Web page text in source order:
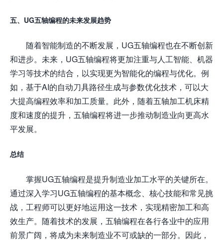
五、UG五轴编程的未来发展趋势
随着智能制造的不断发展，UG五轴编程也在不断创新
和进步。未来，UG五轴编程将更加注重与人工智能、机器
学习等技术的结合，以实现更为智能化的编程与优化。例
如，基于AI的自动刀具路径生成与参数优化技术，可以大
大提高编程效率和加工质量。此外，随着五轴加工机床精
度和速度的提升，五轴编程将进一步推动制造业向更高水
平发展。
总结
掌握UG五轴编程是提升制造业加工水平的关键所在。
通过深入学习UG五轴编程的基本概念、核心技能和常见挑
战，工程师可以更好地运用这一技术，实现精密加工和高
效生产。随着技术的发展，五轴编程在各行各业中的应用
前景广阔，将成为未来制造业不可或缺的一部分。因此，